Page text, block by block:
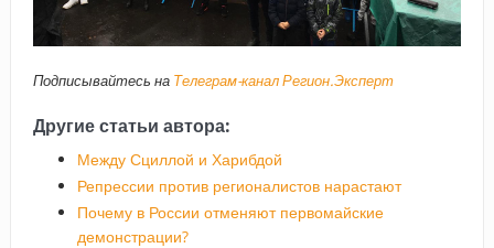
Подписывайтесь на Телеграм-канал Регион.Эксперт
Другие статьи автора:
Между Сциллой и Харибдой
Репрессии против регионалистов нарастают
Почему в России отменяют первомайские
демонстрации?